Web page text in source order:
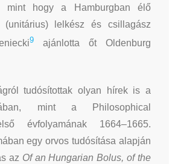
mint hogy a Hamburgban élő
(unitárius) lelkész és csillagász
9 ajánlotta őt Oldenburg
tudósítottak olyan hírek is a
mint a Philosophical
évfolyamának 1664–1665.
egy orvos tudósítása alapján
az Of an Hungarian Bolus, of the